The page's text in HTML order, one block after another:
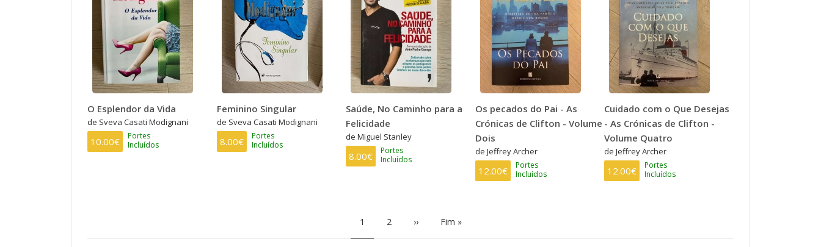
O Esplendor da Vida
de Sveva Casati Modignani
10.00€
Portes
Incluídos
Feminino Singular
de Sveva Casati Modignani
8.00€
Portes
Incluídos
Saúde, No Caminho para a
Felicidade
de Miguel Stanley
8.00€
Portes
Incluídos
Os pecados do Pai - As
Crónicas de Clifton - Volume
Dois
de Jeffrey Archer
12.00€
Portes
Incluídos
Cuidado com o Que Desejas
- As Crónicas de Clifton -
Volume Quatro
de Jeffrey Archer
12.00€
Portes
Incluídos
Página
1 Page
2 Próxima
›› Última
Fim »